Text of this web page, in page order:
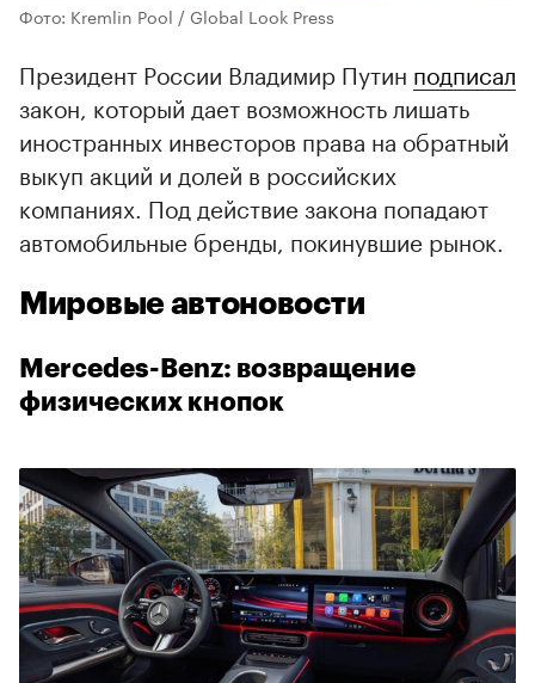
Фото: Kremlin Pool / Global Look Press
Президент России Владимир Путин подписал
закон, который дает возможность лишать
иностранных инвесторов права на обратный
выкуп акций и долей в российских
компаниях. Под действие закона попадают
автомобильные бренды, покинувшие рынок.
Мировые автоновости
Mercedes-Benz: возвращение
физических кнопок